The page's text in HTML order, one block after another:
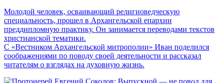
Молодой человек, осваивающий религиоведческую
специальность, прошел в Архангельской епархии
преддипломную практику. Он занимается переводами текстов
христианской тематики.
С «Вестником Архангельской митрополии» Иван поделился
соображениями по поводу своей деятельности и рассказал
читателям о взглядах на духовную жизнь.